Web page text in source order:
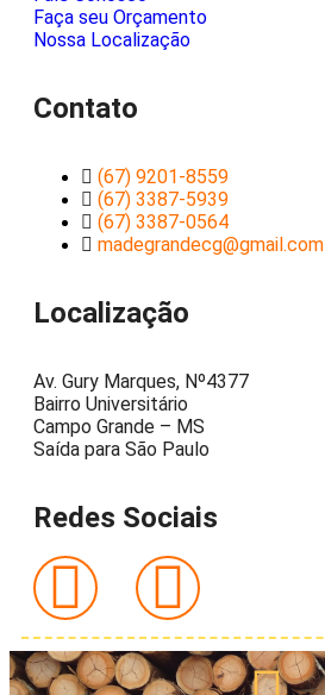
Faça seu Orçamento
Nossa Localização
Contato
(67) 9201-8559
(67) 3387-5939
(67) 3387-0564
madegrandecg@gmail.com
Localização
Av. Gury Marques, Nº4377
Bairro Universitário
Campo Grande – MS
Saída para São Paulo
Redes Sociais